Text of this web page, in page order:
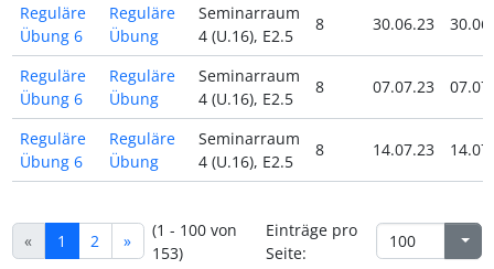
Reguläre
Übung 6
Reguläre
Übung
Seminarraum
4 (U.16), E2.5
8 30.06.23
Reguläre
Übung 6
Reguläre
Übung
Seminarraum
4 (U.16), E2.5
8 07.07.23
Reguläre
Übung 6
Reguläre
Übung
Seminarraum
4 (U.16), E2.5
8 14.07.23
« 1 2 »
(1 - 100 von
153)
Einträge pro
Seite: